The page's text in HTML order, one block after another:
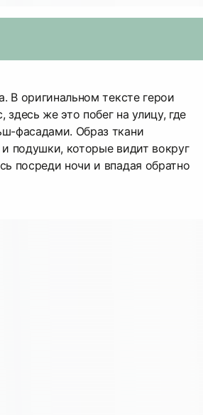
В оригинальном тексте герои
здесь же это побег на улицу, где
фасадами. Образ ткани
подушки, которые видит вокруг
посреди ночи и впадая обратно